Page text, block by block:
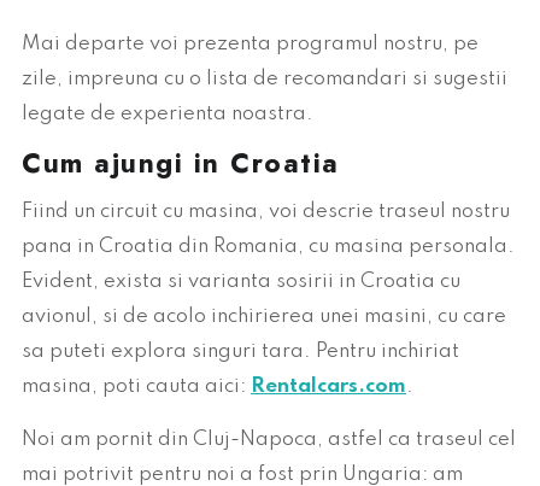
Mai departe voi prezenta programul nostru, pe
zile, impreuna cu o lista de recomandari si sugestii
legate de experienta noastra.
Cum ajungi in Croatia
Fiind un circuit cu masina, voi descrie traseul nostru
pana in Croatia din Romania, cu masina personala.
Evident, exista si varianta sosirii in Croatia cu
avionul, si de acolo inchirierea unei masini, cu care
sa puteti explora singuri tara. Pentru inchiriat
masina, poti cauta aici: Rentalcars.com.
Noi am pornit din Cluj-Napoca, astfel ca traseul cel
mai potrivit pentru noi a fost prin Ungaria: am